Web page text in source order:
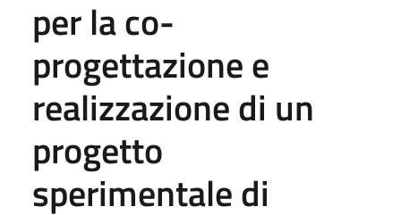
per la co-
progettazione e
realizzazione di un
progetto
sperimentale di